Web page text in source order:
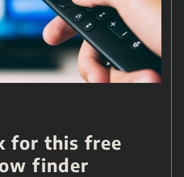
for this free
finder